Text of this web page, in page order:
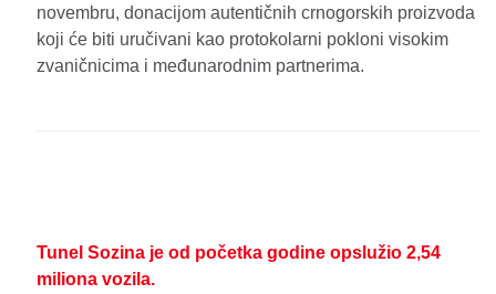
novembru, donacijom autentičnih crnogorskih proizvoda
koji će biti uručivani kao protokolarni pokloni visokim
zvaničnicima i međunarodnim partnerima.
Tunel Sozina je od početka godine opslužio 2,54
miliona vozila.